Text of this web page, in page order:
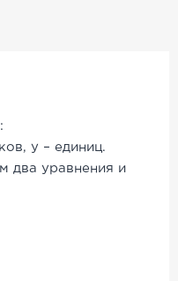
у – единиц.
два уравнения и